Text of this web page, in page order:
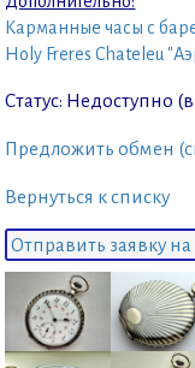
Карманные часы с
Holy Freres Chateleu
Статус: Недоступно
Предложить обмен
Вернуться к списку
Отправить заявку на